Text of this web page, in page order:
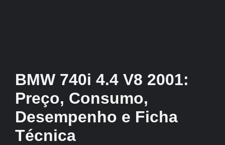
BMW 740i 4.4 V8 2001:
Preço, Consumo,
Desempenho e Ficha
Técnica